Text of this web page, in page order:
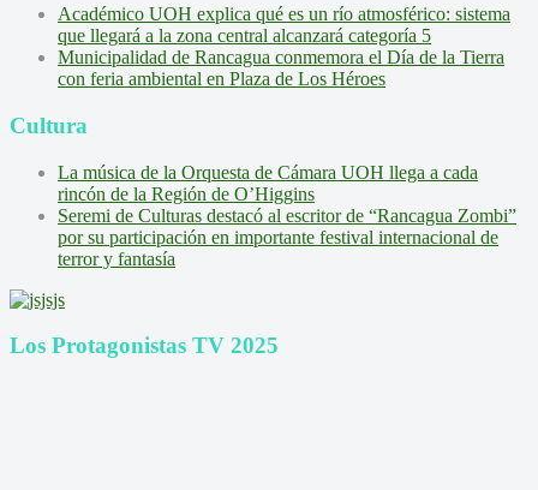
Académico UOH explica qué es un río atmosférico: sistema
que llegará a la zona central alcanzará categoría 5
Municipalidad de Rancagua conmemora el Día de la Tierra
con feria ambiental en Plaza de Los Héroes
Cultura
La música de la Orquesta de Cámara UOH llega a cada
rincón de la Región de O’Higgins
Seremi de Culturas destacó al escritor de “Rancagua Zombi”
por su participación en importante festival internacional de
terror y fantasía
Los Protagonistas TV 2025